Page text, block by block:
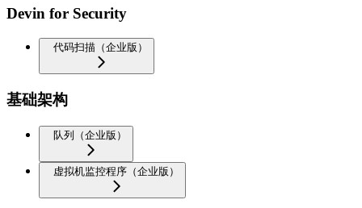
Devin for Security
代码扫描（企业版）
基础架构
队列（企业版）
虚拟机监控程序（企业版）